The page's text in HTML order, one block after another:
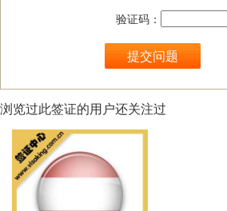
验证码：
浏览过此签证的用户还关注过